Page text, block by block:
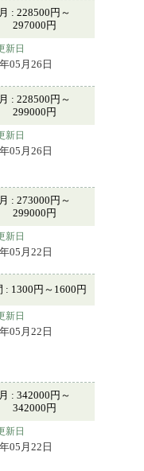
月 : 228500円～
297000円
新日
05月26日
月 : 228500円～
299000円
新日
05月26日
月 : 273000円～
299000円
新日
05月22日
: 1300円～1600円
新日
05月22日
月 : 342000円～
342000円
新日
05月22日